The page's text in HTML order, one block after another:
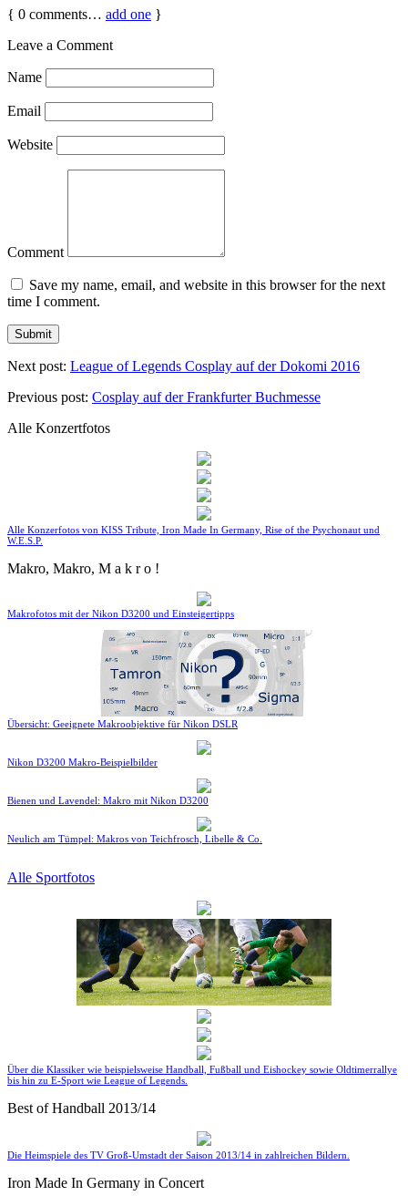
{ 0 comments… add one }
Leave a Comment
Name
Email
Website
Comment
Save my name, email, and website in this browser for the next
time I comment.
Next post: League of Legends Cosplay auf der Dokomi 2016
Previous post: Cosplay auf der Frankfurter Buchmesse
Alle Konzertfotos
Alle Konzerfotos von KISS Tribute, Iron Made In Germany, Rise of the Psychonaut und
W.E.S.P.
Makro, Makro, M a k r o !
Makrofotos mit der Nikon D3200 und Einsteigertipps
Übersicht: Geeignete Makroobjektive für Nikon DSLR
Nikon D3200 Makro-Beispielbilder
Bienen und Lavendel: Makro mit Nikon D3200
Neulich am Tümpel: Makros von Teichfrosch, Libelle & Co.
Alle Sportfotos
Über die Klassiker wie beispielsweise Handball, Fußball und Eishockey sowie Oldtimerrallye
bis hin zu E-Sport wie League of Legends.
Best of Handball 2013/14
Die Heimspiele des TV Groß-Umstadt der Saison 2013/14 in zahlreichen Bildern.
Iron Made In Germany in Concert